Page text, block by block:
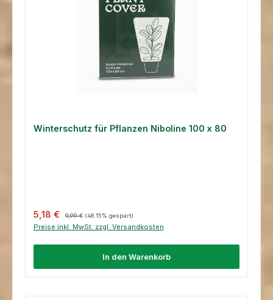
Winterschutz für Pflanzen Niboline 100 x 80
Verkaufspreis:
5,18 € 9,99 € (48.15% gespart)
Preise inkl. MwSt. zzgl. Versandkosten
In den Warenkorb